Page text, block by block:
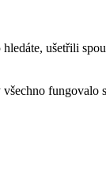
ušetřili
fungovalo